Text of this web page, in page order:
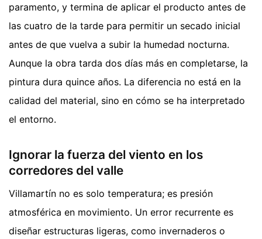
paramento, y termina de aplicar el producto antes de
las cuatro de la tarde para permitir un secado inicial
antes de que vuelva a subir la humedad nocturna.
Aunque la obra tarda dos días más en completarse, la
pintura dura quince años. La diferencia no está en la
calidad del material, sino en cómo se ha interpretado
el entorno.
Ignorar la fuerza del viento en los
corredores del valle
Villamartín no es solo temperatura; es presión
atmosférica en movimiento. Un error recurrente es
diseñar estructuras ligeras, como invernaderos o